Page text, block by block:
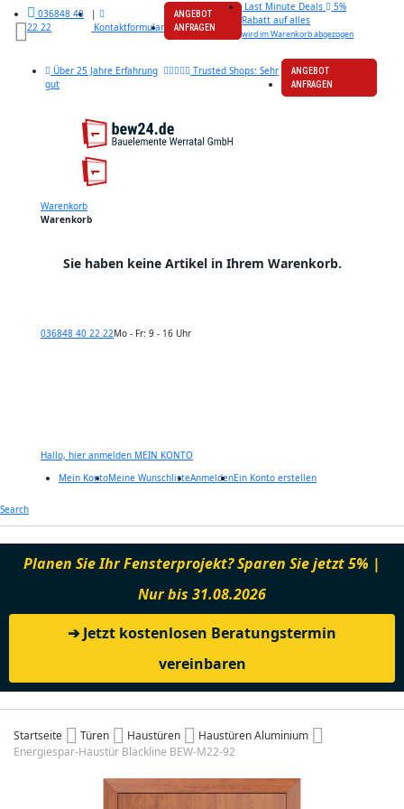
036848 40
22 22
|
Kontaktformular
ANGEBOT
ANFRAGEN
Last Minute Deals
5%
Rabatt auf alles
wird im Warenkorb abgezogen
Über 25 Jahre Erfahrung
Trusted Shops: Sehr
gut
ANGEBOT
ANFRAGEN
Warenkorb
Warenkorb
Sie haben keine Artikel in Ihrem Warenkorb.
036848 40 22 22Mo - Fr: 9 - 16 Uhr
Hallo, hier anmelden MEIN KONTO
Mein KontoMeine WunschlisteAnmeldenEin Konto erstellen
Search
Planen Sie Ihr Fensterprojekt? Sparen Sie jetzt 5% |
Nur bis 31.08.2026
➔ Jetzt kostenlosen Beratungstermin
vereinbaren
Startseite Türen Haustüren
Haustüren Aluminium
Energiespar-Haustür Blackline BEW-M22-92